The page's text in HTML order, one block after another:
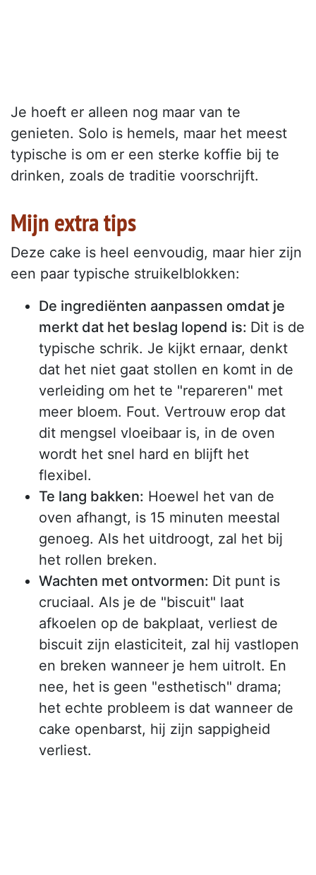
Je hoeft er alleen nog maar van te
genieten. Solo is hemels, maar het meest
typische is om er een sterke koffie bij te
drinken, zoals de traditie voorschrijft.
Mijn extra tips
Deze cake is heel eenvoudig, maar hier zijn
een paar typische struikelblokken:
De ingrediënten aanpassen omdat je
merkt dat het beslag lopend is: Dit is de
typische schrik. Je kijkt ernaar, denkt
dat het niet gaat stollen en komt in de
verleiding om het te "repareren" met
meer bloem. Fout. Vertrouw erop dat
dit mengsel vloeibaar is, in de oven
wordt het snel hard en blijft het
flexibel.
Te lang bakken: Hoewel het van de
oven afhangt, is 15 minuten meestal
genoeg. Als het uitdroogt, zal het bij
het rollen breken.
Wachten met ontvormen: Dit punt is
cruciaal. Als je de "biscuit" laat
afkoelen op de bakplaat, verliest de
biscuit zijn elasticiteit, zal hij vastlopen
en breken wanneer je hem uitrolt. En
nee, het is geen "esthetisch" drama;
het echte probleem is dat wanneer de
cake openbarst, hij zijn sappigheid
verliest.